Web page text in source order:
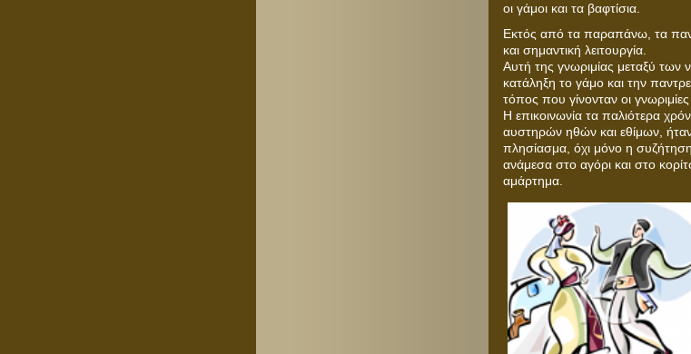
οι γάμοι και τα βαφτίσια.
Εκτός από τα παραπάνω, τα
και σημαντική λειτουργία.
Αυτή της γνωριμίας μεταξύ
κατάληξη το γάμο και την
τόπος που γίνονταν οι
Η επικοινωνία τα παλιότερα
αυστηρών ηθών και εθίμων,
πλησίασμα, όχι μόνο η
ανάμεσα στο αγόρι και στο
αμάρτημα.